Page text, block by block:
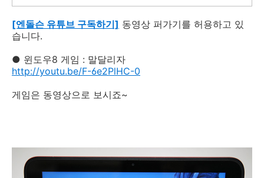
[엔돌슨 유튜브 구독하기] 동영상 퍼가기를 허용하고 있
습니다.
● 윈도우8 게임 : 말달리자
http://youtu.be/F-6e2PlHC-0
게임은 동영상으로 보시죠~